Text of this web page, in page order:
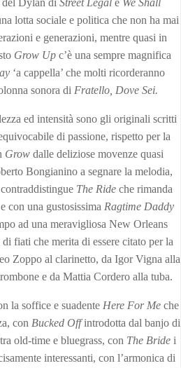
del Dylan di Street Legal e We Shall
lotta sociale e politica che non ha mai
e generazioni, mentre quasi in
Grow Up c’è una sempre magnifica
‘a cappella’ che molti ricorderanno
sonora di Fratello, Dove Sei.
ed intensità sono gli originali scritti
di passione, rispetto per la
Grow dalle deliziose movenze quasi
Bongianino a segnare la melodia,
The Ride che rimanda
con una gustosissima Ragtime Daddy
ad una meravigliosa New Orleans
fiati che merita di essere citato per la
Zoppo al clarinetto, da Igor Vigna alla
e da Mattia Cordero alla tuba.
la soffice e suadente Here For Me che
con Bucked Offintrodotta dal banjo di
old-time e bluegrass, con The Bride i
interessanti, con l’armonica di